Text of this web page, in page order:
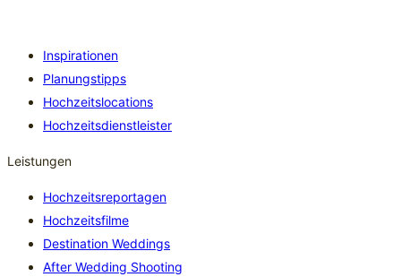
Inspirationen
Planungstipps
Hochzeitslocations
Hochzeitsdienstleister
Leistungen
Hochzeitsreportagen
Hochzeitsfilme
Destination Weddings
After Wedding Shooting